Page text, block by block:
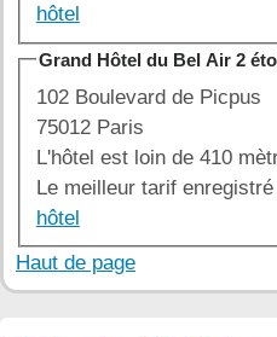
hôtel
Grand Hôtel du Bel Air 2
102 Boulevard de Picpus
75012 Paris
L'hôtel est loin de 410
Le meilleur tarif enregistré
hôtel
Haut de page